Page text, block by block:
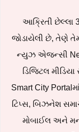
આક્રિતી છેલ્લા 3
જોડાયેલી છે, તેણે
ન્યુઝ એજન્સી
ડિજિટલ
Smart City
ટિપ્સ, બિઝનેશ
મોબાઈલ અને